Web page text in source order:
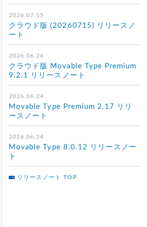
2026.07.15
クラウド版 (20260715) リリースノ
ート
2026.06.24
クラウド版 Movable Type Premium
9.2.1 リリースノート
2026.06.24
Movable Type Premium 2.17 リリ
ースノート
2026.06.24
Movable Type 8.0.12 リリースノー
ト
リリースノート TOP